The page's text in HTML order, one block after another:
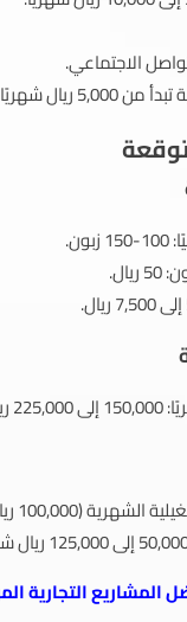
الاجتماعي.
ريال شهريًا.
(100,000 ريال تقريبًا):
المشاريع التجارية